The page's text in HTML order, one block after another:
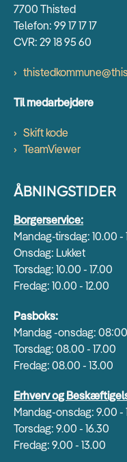
7700 Thisted
Telefon: 99 17 17 17
CVR: 29 18 95 60
Til medarbejdere
Skift kode
TeamViewer
ÅBNINGSTIDER
Borgerservice:
Mandag-tirsdag: 10.00 -
Onsdag: Lukket
Torsdag: 10.00 - 17.00
Fredag: 10.00 - 12.00
Pasboks:
Mandag -onsdag:
Torsdag: 08.00 - 17.00
Fredag: 08.00 - 13.00
Erhverv og
Mandag-onsdag: 9.00 -
Torsdag: 9.00 - 16.30
Fredag: 9.00 - 13.00